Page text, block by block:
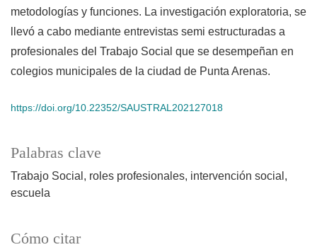
Palabras clave
Trabajo Social, roles profesionales, intervención social,
escuela
Cómo citar
metodologías y funciones. La investigación exploratoria, se
llevó a cabo mediante entrevistas semi estructuradas a
profesionales del Trabajo Social que se desempeñan en
colegios municipales de la ciudad de Punta Arenas.
https://doi.org/10.22352/SAUSTRAL202127018